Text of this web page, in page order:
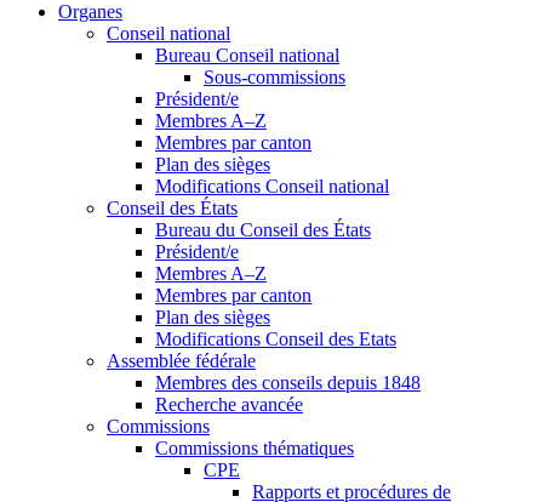
Organes
Conseil national
Bureau Conseil national
Sous-commissions
Président/e
Membres A–Z
Membres par canton
Plan des sièges
Modifications Conseil national
Conseil des États
Bureau du Conseil des États
Président/e
Membres A–Z
Membres par canton
Plan des sièges
Modifications Conseil des Etats
Assemblée fédérale
Membres des conseils depuis 1848
Recherche avancée
Commissions
Commissions thématiques
CPE
Rapports et procédures de